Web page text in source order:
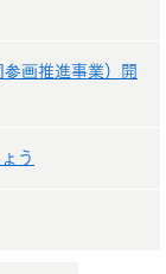
画推進事業）開
う